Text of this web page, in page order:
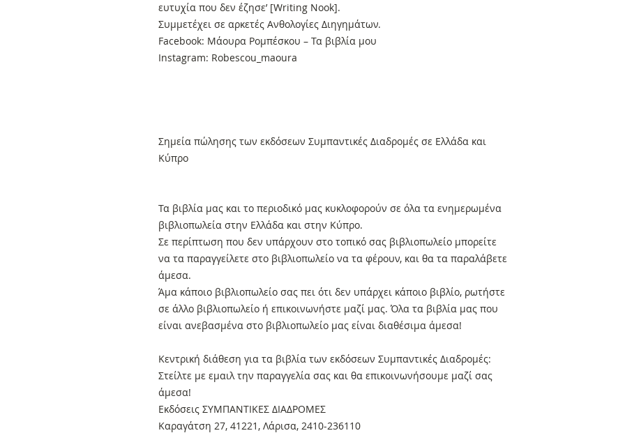
ευτυχία που δεν έζησε’ [Writing Nook].
Συμμετέχει σε αρκετές Ανθολογίες Διηγημάτων.
Facebook: Μάουρα Ρομπέσκου – Τα βιβλία μου
Instagram: Robescou_maoura
Σημεία πώλησης των εκδόσεων Συμπαντικές Διαδρομές σε Ελλάδα και
Κύπρο
Τα βιβλία μας και το περιοδικό μας κυκλοφορούν σε όλα τα ενημερωμένα
βιβλιοπωλεία στην Ελλάδα και στην Κύπρο.
Σε περίπτωση που δεν υπάρχουν στο τοπικό σας βιβλιοπωλείο μπορείτε
να τα παραγγείλετε στο βιβλιοπωλείο να τα φέρουν, και θα τα παραλάβετε
άμεσα.
Άμα κάποιο βιβλιοπωλείο σας πει ότι δεν υπάρχει κάποιο βιβλίο, ρωτήστε
σε άλλο βιβλιοπωλείο ή επικοινωνήστε μαζί μας. Όλα τα βιβλία μας που
είναι ανεβασμένα στο βιβλιοπωλείο μας είναι διαθέσιμα άμεσα!
Κεντρική διάθεση για τα βιβλία των εκδόσεων Συμπαντικές Διαδρομές:
Στείλτε με εμαιλ την παραγγελία σας και θα επικοινωνήσουμε μαζί σας
άμεσα!
Εκδόσεις ΣΥΜΠΑΝΤΙΚΕΣ ΔΙΑΔΡΟΜΕΣ
Καραγάτση 27, 41221, Λάρισα, 2410-236110